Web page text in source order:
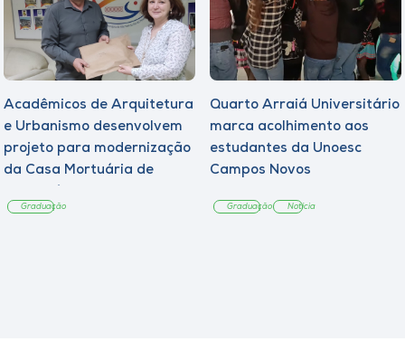
Acadêmicos de Arquitetura
e Urbanismo desenvolvem
projeto para modernização
da Casa Mortuária de
Graduação
Quarto Arraiá Universitário
marca acolhimento aos
estudantes da Unoesc
Campos Novos
Graduação Notícia